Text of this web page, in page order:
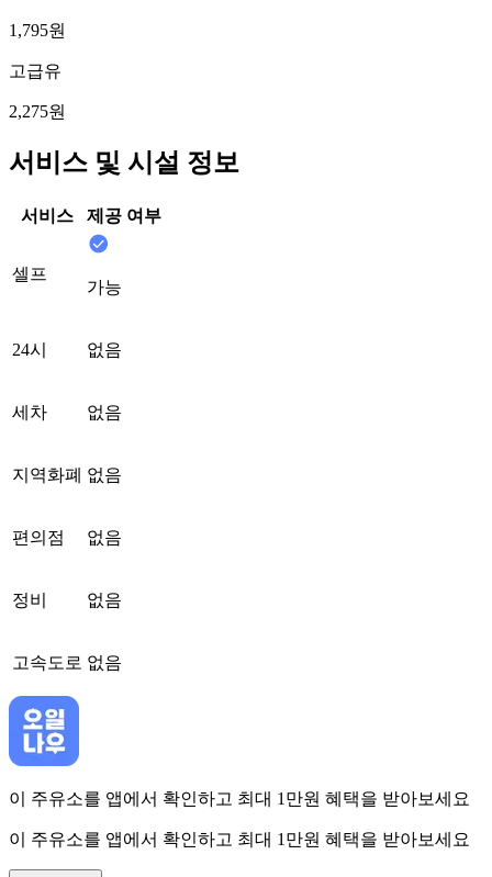
1,795원
고급유
2,275원
서비스 및 시설 정보
서비스 제공 여부
셀프
가능
24시 없음
세차 없음
지역화폐 없음
편의점 없음
정비 없음
고속도로 없음
이 주유소를 앱에서 확인하고 최대 1만원 혜택을 받아보세요
이 주유소를 앱에서 확인하고 최대 1만원 혜택을 받아보세요